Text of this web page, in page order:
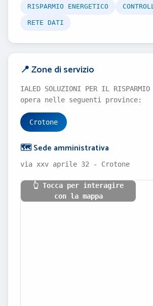
RISPARMIO ENERGETICO
RETE DATI
📍 Zone di servizio
IALED SOLUZIONI PER IL RISPARMIO
opera nelle seguenti province:
Crotone
🗺️ Sede amministrativa
via xxv aprile 32 - Crotone
👆 Tocca per interagire
con la mappa